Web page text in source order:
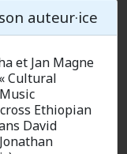
auteur·ice
et Jan Magne
Cultural
Ethiopian
David